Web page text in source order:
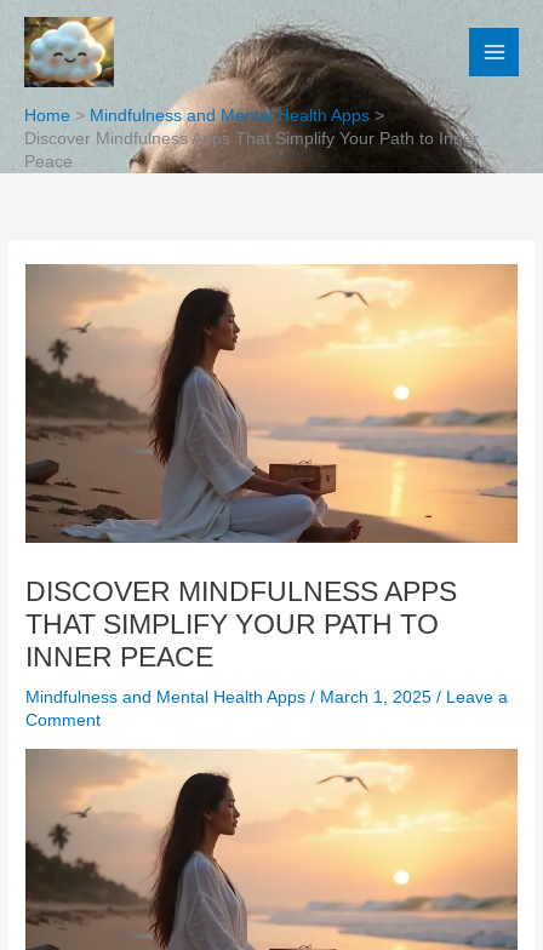
Skip
content
Home
Mindfulness and Mental Health Apps
Discover Mindfulness Apps That Simplify Your Path to Inner
Peace
DISCOVER MINDFULNESS APPS
THAT SIMPLIFY YOUR PATH TO
INNER PEACE
Mindfulness and Mental Health Apps / March 1, 2025/ Leave a
Comment